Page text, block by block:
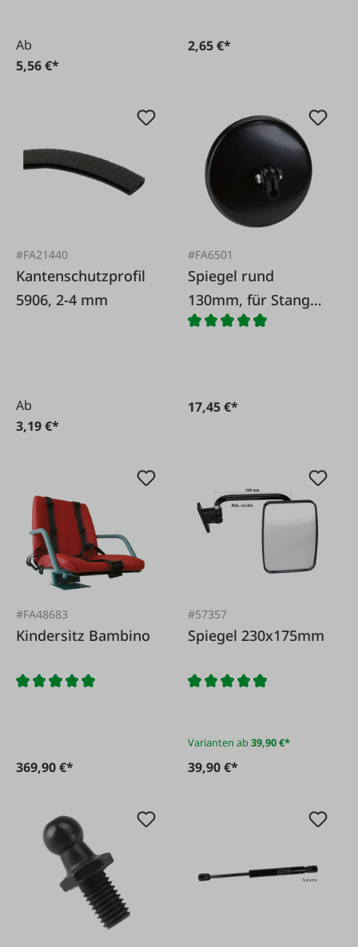
Ab
5,56 €*
2,65 €*
#FA21440
Kantenschutzprofil
5906, 2-4 mm
Ab
3,19 €*
#FA6501
Spiegel rund
130mm, für Stange
10mm
17,45 €*
#FA48683
Kindersitz Bambino
369,90 €*
#57357
Spiegel 230x175mm
Varianten ab39,90 €*
39,90 €*